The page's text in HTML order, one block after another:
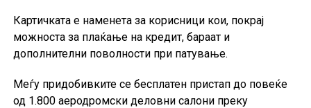
Картичката е наменета за корисници кои, покрај
можноста за плаќање на кредит, бараат и
дополнителни поволности при патување.
Меѓу придобивките се бесплатен пристап до повеќе
од 1.800 аеродромски деловни салони преку